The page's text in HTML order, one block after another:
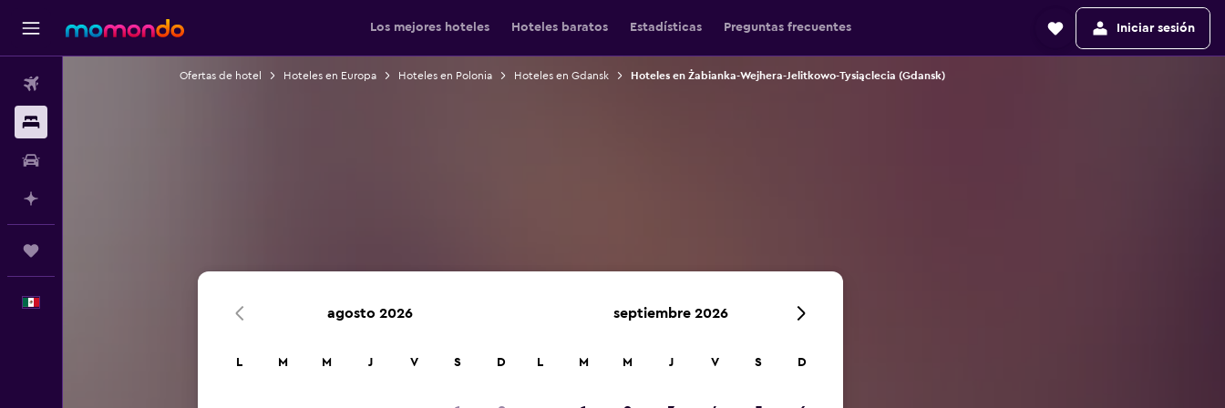
Los mejores hoteles Hoteles baratos Estadísticas Preguntas frecuentes Iniciar sesión
Ofertas de hotel Hoteles en Europa Hoteles en Polonia Hoteles en Gdansk Hoteles en Żabianka-Wejhera-Jelitkowo-Tysiąclecia (Gdansk)
agosto 2026
L M M J V S D
septiembre 2026
L M M J V S D